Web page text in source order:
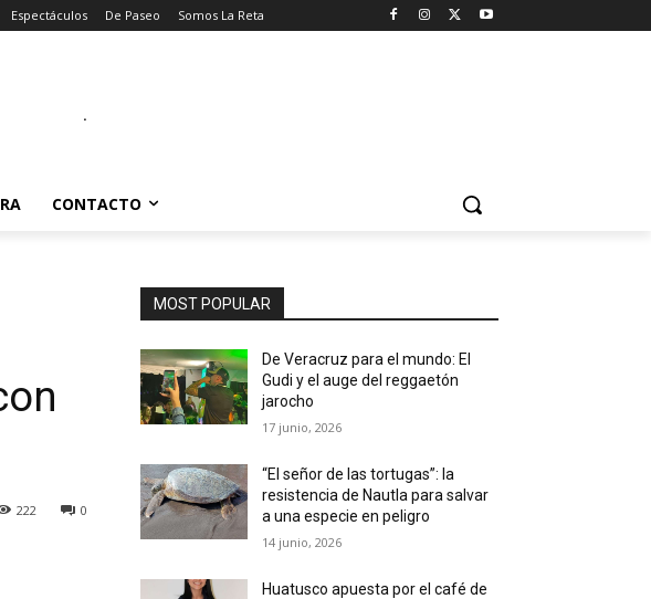
Espectáculos De Paseo Somos La Reta
.
CONTACTO
0
222
MOST POPULAR
De Veracruz para el mundo: El
Gudi y el auge del reggaetón
jarocho
17 junio, 2026
“El señor de las tortugas”: la
resistencia de Nautla para salvar
a una especie en peligro
14 junio, 2026
Huatusco apuesta por el café de